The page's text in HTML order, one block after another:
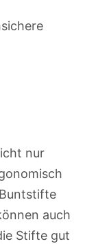
nur
auch
Stifte gut